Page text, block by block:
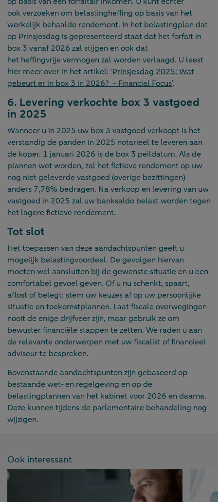
ook verzoeken om belastingheffing op basis van het
werkelijk behaalde rendement. In het belastingplan dat
op Prinsjesdag is gepresenteerd staat dat het forfait in
box 3 vanaf 2026 zal stijgen en ook dat
het heffingvrije vermogen zal worden verlaagd. U leest
hier meer over in het artikel: ‘Prinsjesdag 2025: Wat
gebeurt er in box 3 in 2026? - Financial Focus’.
6. Levering verkochte box 3 vastgoed
in 2025
Wanneer u in 2025 uw box 3 vastgoed verkoopt is het
verstandig de panden in 2025 notarieel te leveren aan
de koper. 1 januari 2026 is de box 3 peildatum. Als de
plannen wet worden, zal het fictieve rendement op uw
nog niet geleverde vastgoed (overige bezittingen)
anders 7,78% bedragen. Na verkoop en levering van uw
vastgoed in 2025 zal uw banksaldo belast worden tegen
het lagere fictieve rendement.
Tot slot
Het toepassen van deze aandachtspunten geeft u
mogelijk belastingvoordeel. De gevolgen hiervan
moeten wel aansluiten bij de gewenste situatie en u een
comfortabel gevoel geven. Of u nu schenkt, spaart,
aflost of belegt: stem uw keuzes af op uw persoonlijke
situatie en toekomstplannen. Laat fiscale overwegingen
nooit de enige drijfveer zijn, maar gebruik ze om
bewuster financiële stappen te zetten. We raden u aan
de relevante onderwerpen met uw fiscalist of financieel
adviseur te bespreken.
Bovenstaande aandachtspunten zijn gebaseerd op
bestaande wet- en regelgeving en op de
belastingplannen van het kabinet voor 2026 en daarna.
Deze kunnen tijdens de parlementaire behandeling nog
wijzigen.
Ook interessant